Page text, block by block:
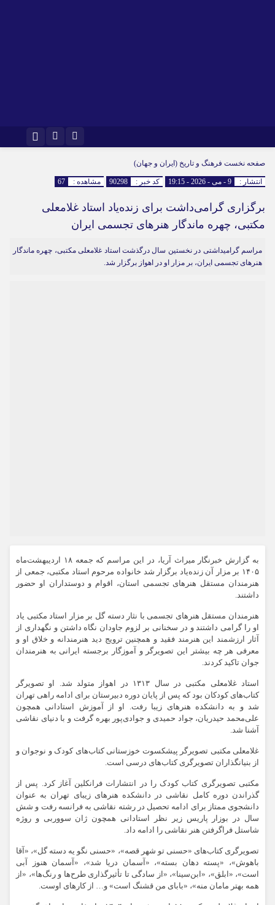
اینستاگرامصفحه نخست فرهنگ و تاریخ (ایران و جهان)
انتشار : 9 - می - 2026 - 19:15 کد خبر : 90298 مشاهده : 67
برگزاری گرامی‌داشت برای زنده‌یاد استاد غلامعلی
مکتبی، چهره ماندگار هنرهای تجسمی ایران
مراسم گرامیداشتی در نخستین سال درگذشت استاد غلامعلی مکتبی، چهره ماندگار
هنرهای تجسمی ایران، بر مزار او در اهواز برگزار شد.
به گزارش خبرنگار میراث آریا، در این مراسم که جمعه ۱۸ اردیبهشت‌ماه
۱۴۰۵ بر مزار آن زنده‌یاد برگزار شد خانواده مرحوم استاد مکتبی، جمعی از
هنرمندان مستقل هنرهای تجسمی استان، اقوام و دوستداران او حضور
داشتند.
هنرمندان مستقل هنرهای تجسمی با نثار دسته گل بر مزار استاد مکتبی یاد
او را گرامی داشتند و در سخنانی بر لزوم جاودان نگاه داشتن و نگهداری از
آثار ارزشمند این هنرمند فقید و همچنین ترویج دید هنرمندانه و خلاق او و
معرفی هر چه بیشتر این تصویرگر و آموزگار برجسته ایرانی به هنرمندان
جوان تاکید کردند.
استاد غلامعلی مکتبی در سال ۱۳۱۳ در اهواز متولد شد. او تصویرگر
کتاب‌های کودکان بود که پس از پایان دوره دبیرستان برای ادامه راهی تهران
شد و به دانشکده هنرهای زیبا رفت. او از آموزش استادانی همچون
علی‌محمد حیدریان، جواد حمیدی و جوادی‌پور بهره گرفت و با دنیای نقاشی
آشنا شد.
غلامعلی مکتبی تصویرگر پیشکسوت خوزستانی کتاب‌های کودک و نوجوان و
از بنیانگذاران تصویرگری کتاب‌های درسی است.
مکتبی تصویرگری کتاب کودک را در انتشارات فرانکلین آغاز کرد. پس از
گذراندن دوره کامل نقاشی در دانشکده هنرهای زیبای تهران به عنوان
دانشجوی ممتاز برای ادامه تحصیل در رشته نقاشی به فرانسه رفت و شش
سال در بوزار پاریس زیر نظر استادانی همچون ژان سووربی و روژه
شاستل فراگرفتن هنر نقاشی را ادامه داد.
تصویرگری کتاب‌های «حسنی تو شهر قصه»، «حسنی نگو یه دسته گل»، «آقا
باهوش»، «پسته دهان بسته»، «آسمان دریا شد»، «آس‍م‍ان ه‍ن‍وز آب‍ی
اس‍ت»، «اب‍ل‍ق»، «اب‍ن‌س‍ی‍ن‍ا»، «از س‍ادگ‍ی ت‍ا تأث‍ی‍رگ‍ذاری طرح‌ها و رنگ‌ها»، «از
ه‍م‍ه ب‍ه‍ت‍ر م‍ام‍ان من‍ه»، «ب‍اب‍ای م‍ن ق‍ش‍ن‍گ اس‍ت» و… از کارهای اوست.